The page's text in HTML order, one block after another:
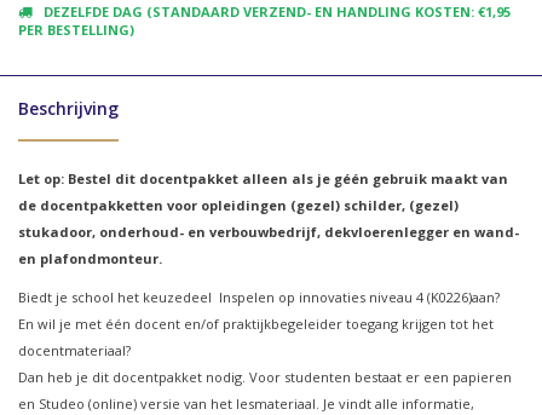
DEZELFDE DAG (STANDAARD VERZEND- EN HANDLING KOSTEN: €1,95
PER BESTELLING)
Beschrijving
Let op: Bestel dit docentpakket alleen als je géén gebruik maakt van
de docentpakketten voor opleidingen (gezel) schilder, (gezel)
stukadoor, onderhoud- en verbouwbedrijf, dekvloerenlegger en wand-
en plafondmonteur.
Biedt je school het keuzedeel Inspelen op innovaties niveau 4 (K0226)aan?
En wil je met één docent en/of praktijkbegeleider toegang krijgen tot het
docentmateriaal?
Dan heb je dit docentpakket nodig. Voor studenten bestaat er een papieren
en Studeo (online) versie van het lesmateriaal. Je vindt alle informatie,